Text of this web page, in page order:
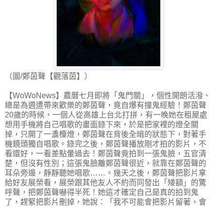
（圖/鄭茵聲【觀落茵】）
【WoWoNews】農曆七月即將「鬼門關」，個性開朗活潑、
總是為週遭帶來歡樂的鄭茵聲，竟自爆有撞鬼經驗！鄭茵聲
20歲的時候，一個人從高雄上台北打拼，有一晚她在租屋處
想用手機將自己唱歌的畫面錄下來，於是把家裡的燈全關
掉，只開了一盞檯燈，鄭茵聲在背後全暗的狀態下，對著手
機鏡頭獨自唱歌。錄完之後，鄭茵聲播放剛才拍的影片，不
看還好，一看差點暈過去！鄭茵聲竟拍到一張鬼臉，五官清
楚，但沒有性別；這張鬼臉離鄭茵聲很近，就靠在鄭茵聲的
耳朵旁邊，靜靜聽她唱歌……。幾天之後，鄭茵聲把影片拿
給好友展榮看，展榮跟其他友人不約而同發出「矮額」的驚
呼聲，把鄭茵聲嚇得半死！她這才確定自己是真的拍到鬼
了，趕緊把影片刪掉，她說：「我不可能會把影片留著，會